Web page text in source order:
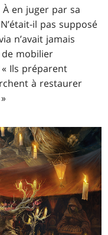
À en juger par sa
il pas supposé
n’avait jamais
mobilier
« Ils préparent
à restaurer